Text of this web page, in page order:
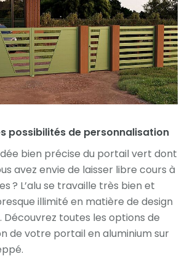
possibilités de personnalisation
bien précise du portail vert dont
avez envie de laisser libre cours à
? L’alu se travaille très bien et
illimité en matière de design
Découvrez toutes les options de
de votre portail en aluminium sur